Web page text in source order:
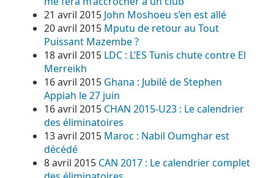
21 avril 2015 John Moshoeu s’en est allé
20 avril 2015 Mputu de retour au Tout
Puissant Mazembe ?
18 avril 2015 LDC : L’ES Tunis chute contre El
Merreikh
16 avril 2015 Ghana : Jubilé de Stephen
Appiah le 27 juin
16 avril 2015 CHAN 2015-U23 : Le calendrier
des éliminatoires
13 avril 2015 Maroc : Nabil Oumghar est
décédé
8 avril 2015 CAN 2017 : Le calendrier complet